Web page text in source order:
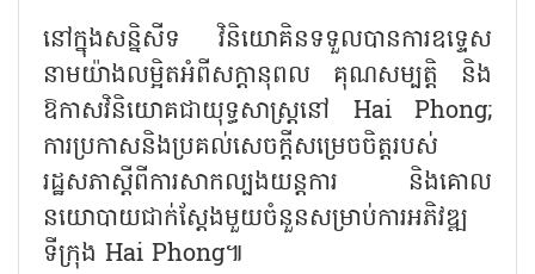
នៅក្នុងសន្និសីទ វិនិយោគិនទទួលបានការឧទ្ទេស
នាមយ៉ាងលម្អិតអំពីសក្តានុពល គុណសម្បត្តិ និង
ឱកាសវិនិយោគជាយុទ្ធសាស្ត្រនៅ Hai Phong;
ការប្រកាសនិងប្រគល់សេចក្តីសម្រេចចិត្តរបស់
រដ្ឋសភាស្តីពីការសាកល្បងយន្តការ និងគោល
នយោបាយជាក់ស្តែងមួយចំនួនសម្រាប់ការអភិវឌ្ឍ
ទីក្រុង Hai Phong៕